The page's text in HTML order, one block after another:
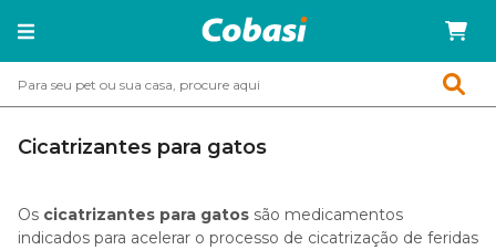
Cicatrizantes para gatos
Os cicatrizantes para gatos são medicamentos
indicados para acelerar o processo de cicatrização de feridas